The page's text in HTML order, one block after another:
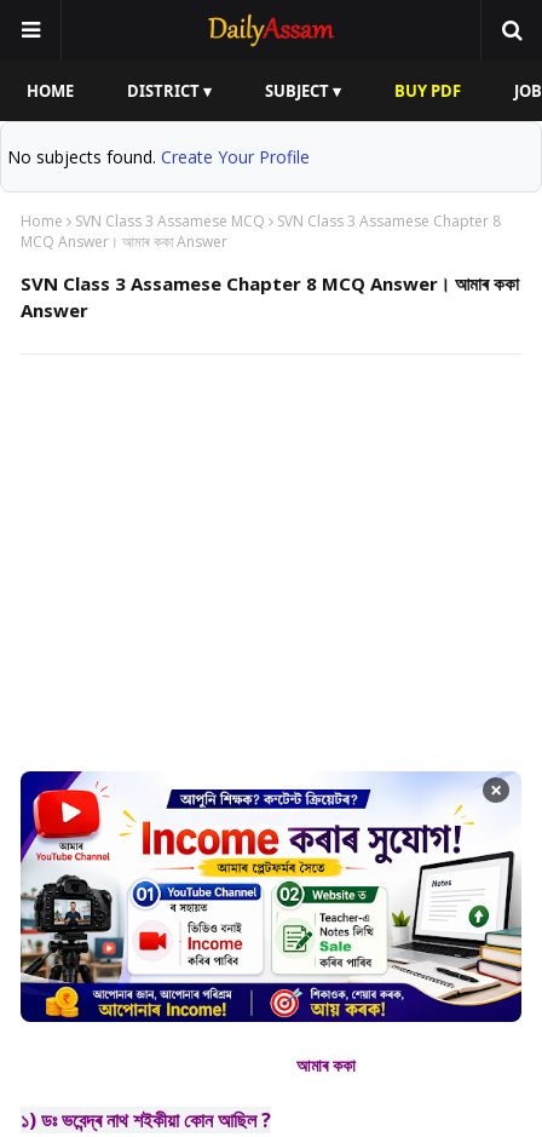
HOME DISTRICT ▾ SUBJECT ▾ BUY PDF
No subjects found. Create Your Profile
Home SVN Class 3 Assamese MCQ
SVN Class 3 Assamese Chapter 8
MCQ Answer। আমাৰ ককা Answer
SVN Class 3 Assamese Chapter 8 MCQ Answer। আমাৰ ককা
Answer
×
আমাৰ ককা
১) ডঃ ভবেন্দ্ৰ নাথ শইকীয়া কোন আছিল ?